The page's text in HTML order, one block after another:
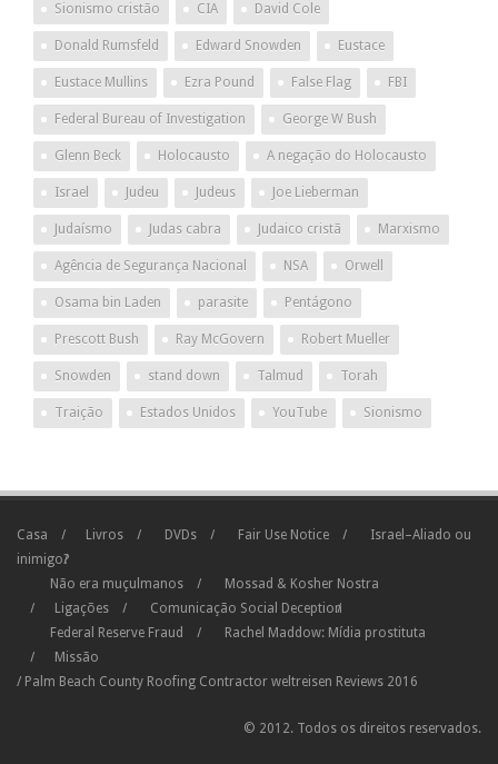
Sionismo cristão CIA David Cole
Donald Rumsfeld Edward Snowden Eustace
Eustace Mullins Ezra Pound False Flag FBI
Federal Bureau of Investigation George W Bush
Glenn Beck Holocausto A negação do Holocausto
Israel Judeu Judeus Joe Lieberman
Judaísmo Judas cabra Judaico cristã Marxismo
Agência de Segurança Nacional NSA Orwell
Osama bin Laden parasite Pentágono
Prescott Bush Ray McGovern Robert Mueller
Snowden stand down Talmud Torah
Traição Estados Unidos YouTube Sionismo
Casa Livros DVDs Fair Use Notice
Israel–Aliado ou
inimigo?
Não era muçulmanos
Mossad & Kosher Nostra
Ligações
Comunicação Social Deception
Federal Reserve Fraud
Rachel Maddow: Mídia prostituta
Missão
/ Palm Beach County Roofing Contractor weltreisen Reviews 2016
© 2012. Todos os direitos reservados.